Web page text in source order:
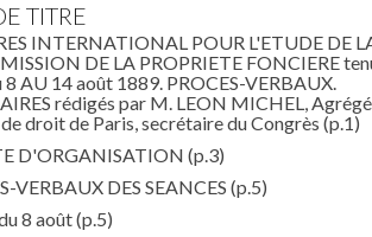
TITRE
INTERNATIONAL POUR L'ETUDE DE
DE LA PROPRIETE FONCIERE
8 AU 14 août 1889. PROCES-VERBAUX.
rédigés par M. LEON MICHEL,
droit de Paris, secrétaire du Congrès (p.1)
D'ORGANISATION (p.3)
VERBAUX DES SEANCES (p.5)
8 août(p.5)